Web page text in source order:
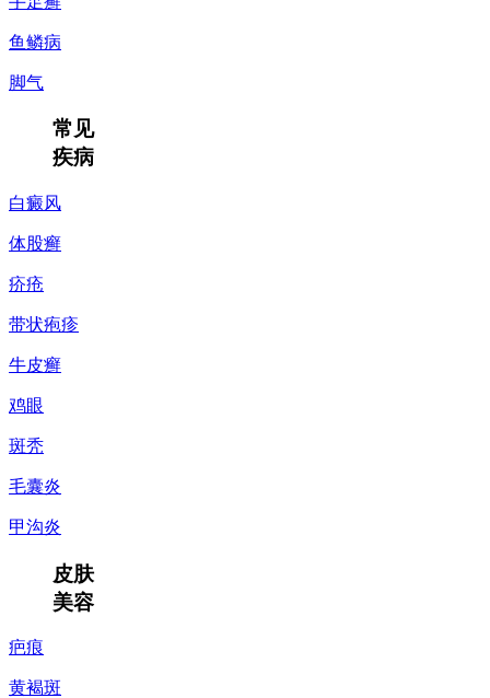
鱼鳞病
脚气
常见
疾病
白癜风
体股癣
疥疮
带状疱疹
牛皮癣
鸡眼
斑秃
毛囊炎
甲沟炎
皮肤
美容
疤痕
黄褐斑